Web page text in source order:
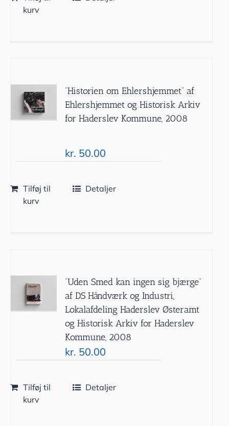
kurv
”Historien om Ehlershjemmet” af
Ehlershjemmet og Historisk Arkiv
for Haderslev Kommune, 2008
kr. 50.00
Tilføj til
kurv
Detaljer
”Uden Smed kan ingen sig bjærge”
af DS Håndværk og Industri,
Lokalafdeling Haderslev Østeramt
og Historisk Arkiv for Haderslev
Kommune, 2008
kr. 50.00
Tilføj til
kurv
Detaljer